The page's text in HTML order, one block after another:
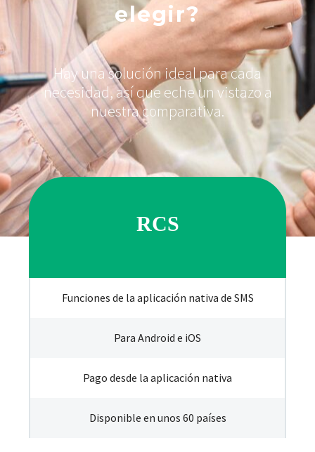
elegir?
Hay una solución ideal para cada
necesidad, así que eche un vistazo a
nuestra comparativa.
RCS
Funciones de la aplicación nativa de SMS
Para Android e iOS
Pago desde la aplicación nativa
Disponible en unos 60 países